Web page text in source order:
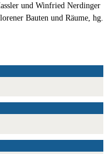
und Winfried Nerdinger
Bauten und Räume, hg.